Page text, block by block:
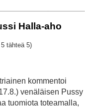
Halla-aho
tähteä 5)
kommentoi
venäläisen Pussy
tuomiota toteamalla,